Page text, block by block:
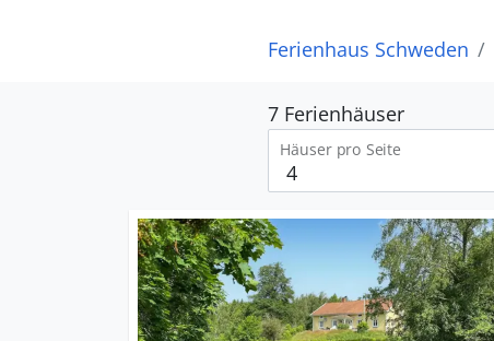
Ferienhaus Schweden
7 Ferienhäuser
Häuser pro Seite